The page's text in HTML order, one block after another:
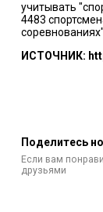
учитывать
4483
соревнованиях".
ИСТОЧНИК:
Поделитесь
Если вам
друзьями